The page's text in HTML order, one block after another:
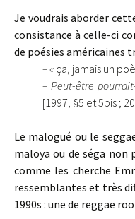
Je voudrais aborder
consistance à celle-ci
de poésies américaines
– « ça, jamais un
– Peut-être
[1997, §5 et 5bis ;
Le malogué ou le
maloya ou de séga
comme les cherche
ressemblantes et très
1990s : une de reggae